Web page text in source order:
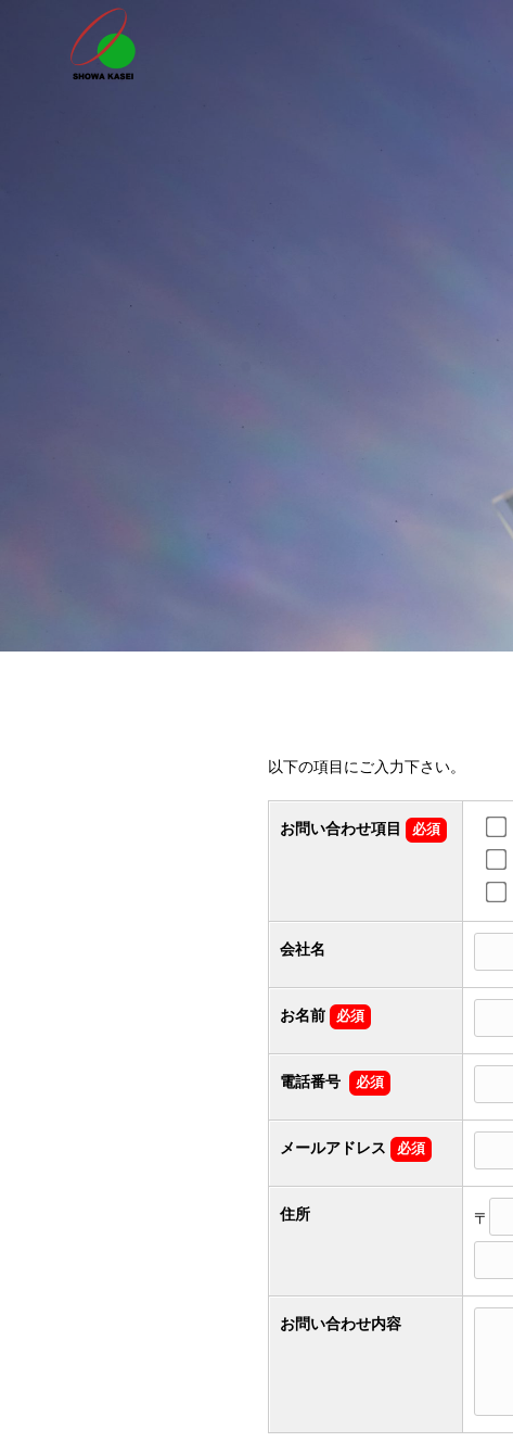
以下の項目にご入力下さい。
お問い合わせ項目 必須
会社名
お名前 必須
電話番号 必須
メールアドレス 必須
住所 〒
お問い合わせ内容